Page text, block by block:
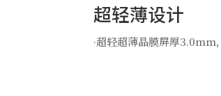
超轻薄设计
·超轻超薄晶膜屏厚